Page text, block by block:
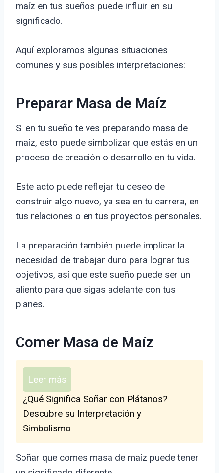
maíz en tus sueños puede influir en su
significado.
Aquí exploramos algunas situaciones
comunes y sus posibles interpretaciones:
Preparar Masa de Maíz
Si en tu sueño te ves preparando masa de
maíz, esto puede simbolizar que estás en un
proceso de creación o desarrollo en tu vida.
Este acto puede reflejar tu deseo de
construir algo nuevo, ya sea en tu carrera, en
tus relaciones o en tus proyectos personales.
La preparación también puede implicar la
necesidad de trabajar duro para lograr tus
objetivos, así que este sueño puede ser un
aliento para que sigas adelante con tus
planes.
Comer Masa de Maíz
Leer más
¿Qué Significa Soñar con Plátanos?
Descubre su Interpretación y
Simbolismo
Soñar que comes masa de maíz puede tener